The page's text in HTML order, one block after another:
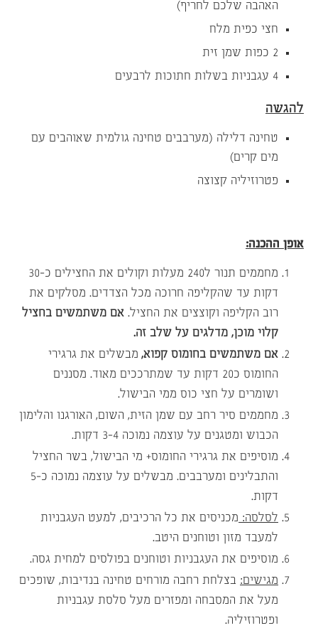
האהבה שלכם לחריף)
חצי כפית מלח
2 כפות שמן זית
4 עגבניות בשלות חתוכות לרבעים
להגשה
טחינה דלילה (מערבבים טחינה גולמית שאוהבים עם
מים קרים)
פטרוזיליה קצוצה
אופן ההכנה:
מחממים תנור ל240 מעלות וקולים את החצילים כ-30
דקות עד שהקליפה חרוכה מכל הצדדים. מסלקים את
רוב הקליפה וקוצצים את החציל. אם משתמשים בחציל
קלוי מוכן, מדלגים על שלב זה.
אם משתמשים בחומוס קפוא, מבשלים את גרגירי
החומוס כ20 דקות עד שמתרככים מאוד. מסננים
ושומרים על חצי כוס ממי הבישול.
מחממים סיר רחב עם שמן הזית, השום, האורגנו והלימון
הכבוש ומטגנים על עוצמה נמוכה 3-4 דקות.
מוסיפים את גרגירי החומוס+ מי הבישול, בשר החציל
והתבלינים ומערבבים. מבשלים על עוצמה נמוכה כ-5
דקות.
לסלסה: מכניסים את כל הרכיבים, למעט העגבניות
למעבד מזון וטוחנים היטב.
מוסיפים את העגבניות וטוחנים בפולסים למחית גסה.
מגישים: בצלחת רחבה מורחים טחינה בנדיבות, שופכים
מעל את המסבחה ומפזרים מעל סלסת עגבניות
ופטרוזיליה.